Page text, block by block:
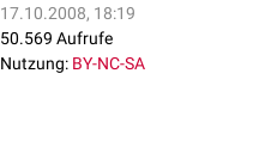
17.10.2008, 18:19
50.569 Aufrufe
Nutzung: BY-NC-SA